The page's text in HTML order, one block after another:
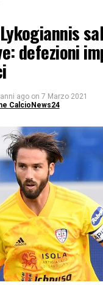
defezioni
ago on 7 Marzo 2021
CalcioNews24